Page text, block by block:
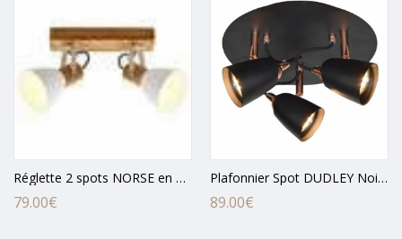
Réglette 2 spots NORSE en métal blanc et bois naturel
79.00€
Plafonnier Spot DUDLEY Noir Mat et Cuivré en Métal
89.00€